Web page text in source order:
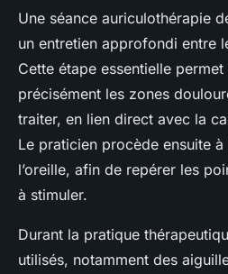
Une séance auriculothérapie
un entretien approfondi entre
Cette étape essentielle permet
précisément les zones
traiter, en lien direct avec la
Le praticien procède ensuite à
l’oreille, afin de repérer les
à stimuler.
Durant la pratique
utilisés, notamment des